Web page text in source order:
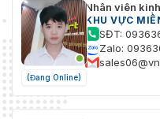
(Đang Online)
Nhân viên
KHU VỰC
SĐT:
Zalo: